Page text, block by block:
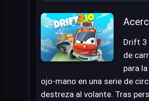
Drift 3
de
para
ojo-mano en una serie de
destreza al volante. Tras